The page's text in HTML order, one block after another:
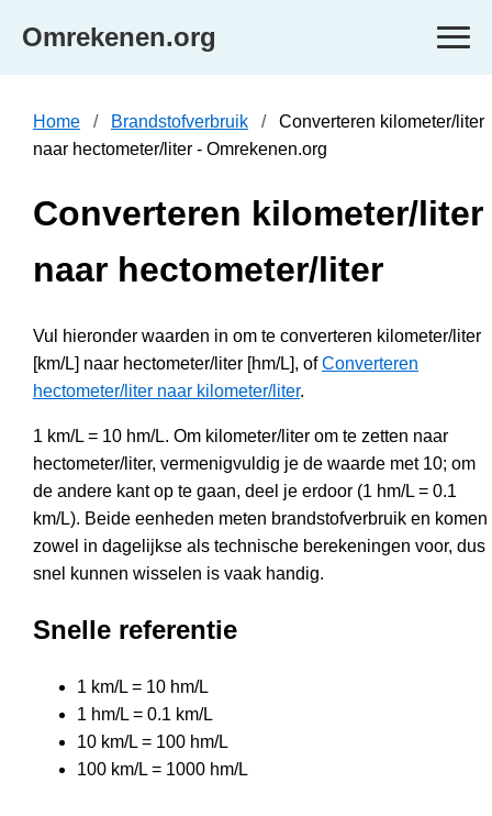
Omrekenen.org
Home Brandstofverbruik
Converteren kilometer/liter
naar hectometer/liter - Omrekenen.org
Converteren kilometer/liter
naar hectometer/liter
Vul hieronder waarden in om te converteren kilometer/liter
[km/L] naar hectometer/liter [hm/L], ofConverteren
hectometer/liter naar kilometer/liter.
1 km/L = 10 hm/L. Om kilometer/liter om te zetten naar
hectometer/liter, vermenigvuldig je de waarde met 10; om
de andere kant op te gaan, deel je erdoor (1 hm/L = 0.1
km/L). Beide eenheden meten brandstofverbruik en komen
zowel in dagelijkse als technische berekeningen voor, dus
snel kunnen wisselen is vaak handig.
Snelle referentie
1 km/L = 10 hm/L
1 hm/L = 0.1 km/L
10 km/L = 100 hm/L
100 km/L = 1000 hm/L